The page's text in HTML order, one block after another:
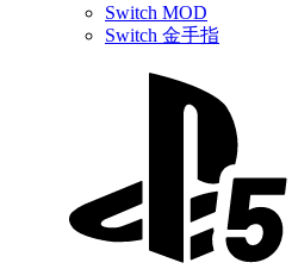
Switch MOD
Switch 金手指